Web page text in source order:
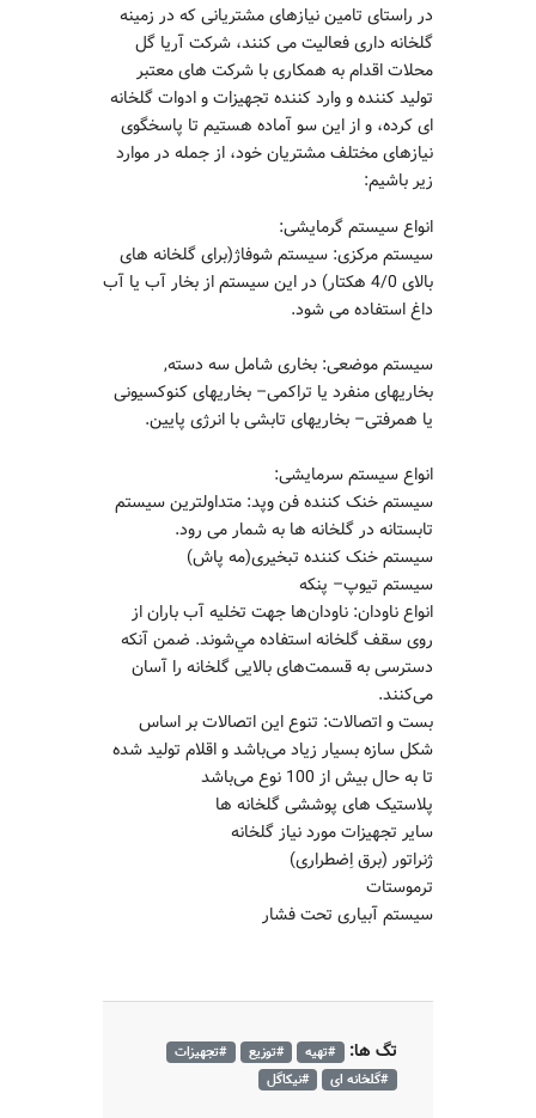
در راستای تامین نیازهای مشتریانی که در زمینه
گلخانه داری فعالیت می کنند، شرکت آریا گل
محلات اقدام به همکاری با شرکت های معتبر
تولید کننده و وارد کننده تجهیزات و ادوات گلخانه
ای کرده، و از این سو آماده هستیم تا پاسخگوی
نیازهای مختلف مشتریان خود، از جمله در موارد
زیر باشیم:
انواع سیستم گرمایشی:
سیستم مرکزی: سیستم شوفاژ(برای گلخانه های
بالای 4/0 هکتار) در این سیستم از بخار آب یا آب
داغ استفاده می شود.
سیستم موضعی: بخاری شامل سه دسته,
بخاریهای منفرد یا تراکمی– بخاریهای کنوکسیونی
یا همرفتی– بخاریهای تابشی با انرژی پایین.
انواع سیستم سرمایشی:
سیستم خنک کننده فن وپد: متداولترین سیستم
تابستانه در گلخانه ها به شمار می رود.
سیستم خنک کننده تبخیری(مه پاش)
سیستم تیوپ– پنکه
انواع ناودان: ناودان‌ها جهت تخلیه آب باران از
روی سقف گلخانه استفاده مي‌شوند. ضمن آنکه
دسترسی به قسمت‌های بالایی گلخانه را آسان
می‌کنند.
بست و اتصالات: تنوع این اتصالات بر اساس
شکل سازه بسیار زیاد می‌باشد و اقلام تولید شده
تا به حال بیش از 100 نوع می‌باشد
پلاستیک های پوششی گلخانه ها
سایر تجهیزات مورد نیاز گلخانه
ژنراتور (برق اِضطراری)
ترموستات
سیستم آبیاری تحت فشار
تگ ها: #تهیه #توزیع
#تجهیزات
#گلخانه ای
#نیکاگل